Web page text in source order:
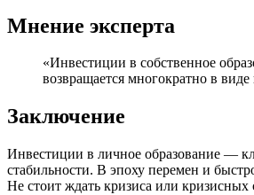
Мнение эксперта
«Инвестиции в собственное
возвращается многократно в
Заключение
Инвестиции в личное образование —
стабильности. В эпоху перемен и
Не стоит ждать кризиса или